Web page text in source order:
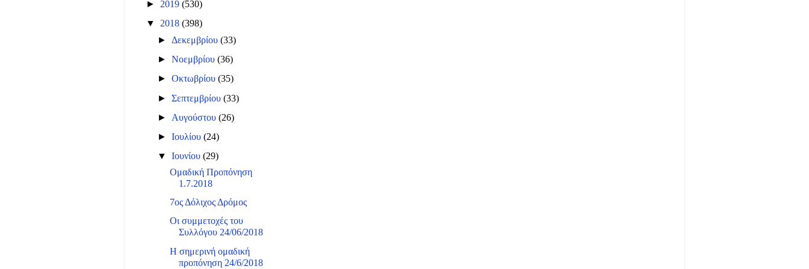
► 2019 (530)
▼ 2018 (398)
► Δεκεμβρίου(33)
►Νοεμβρίου(36)
►Οκτωβρίου(35)
►Σεπτεμβρίου(33)
► Αυγούστου(26)
►Ιουλίου(24)
▼Ιουνίου(29)
Ομαδική Προπόνηση
1.7.2018
7ος Δόλιχος Δρόμος
Οι συμμετοχές του
Συλλόγου 24/06/2018
Η σημερινή ομαδική
προπόνηση 24/6/2018